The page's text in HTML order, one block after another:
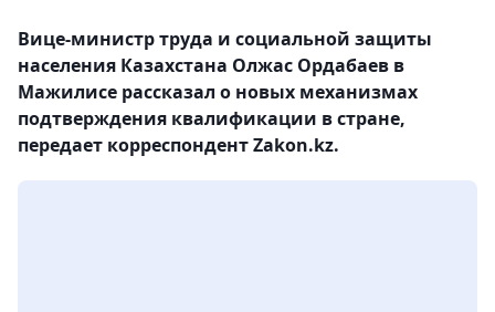
Вице-министр труда и социальной защиты
населения Казахстана Олжас Ордабаев в
Мажилисе рассказал о новых механизмах
подтверждения квалификации в стране,
передает корреспондент Zakon.kz.